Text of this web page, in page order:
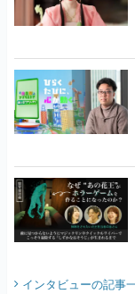
インタビューの記事